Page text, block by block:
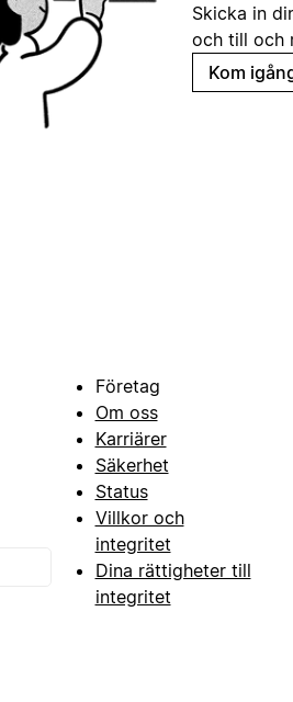
Skicka in
och till och
Kom
Företag
Om oss
Karriärer
Säkerhet
Status
Villkor och
integritet
Dina rättigheter till
integritet